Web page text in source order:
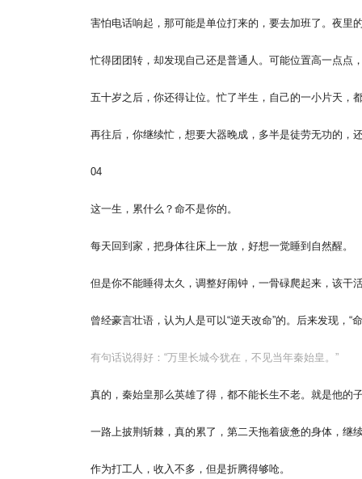
害怕电话响起，那可能是单位打来的，要去加班了。夜里
忙得团团转，却发现自己还是普通人。可能位置高一点点
五十岁之后，你还得让位。忙了半生，自己的一小片天，
再往后，你继续忙，想要大器晚成，多半是徒劳无功的，
04
这一生，累什么？命不是你的。
每天回到家，把身体往床上一放，好想一觉睡到自然醒。
但是你不能睡得太久，调整好闹钟，一骨碌爬起来，该干
曾经豪言壮语，认为人是可以“逆天改命”的。后来发现，“
有句话说得好：“万里长城今犹在，不见当年秦始皇。”
真的，秦始皇那么英雄了得，都不能长生不老。就是他的
一路上披荆斩棘，真的累了，第二天拖着疲惫的身体，继
作为打工人，收入不多，但是折腾得够呛。